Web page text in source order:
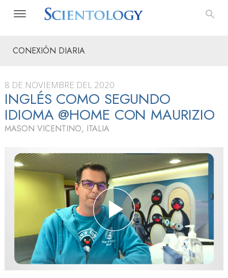
CONEXIÓN DIARIA
8 DE NOVIEMBRE DEL 2020
INGLÉS COMO SEGUNDO
IDIOMA @HOME CON MAURIZIO
MASON VICENTINO, ITALIA